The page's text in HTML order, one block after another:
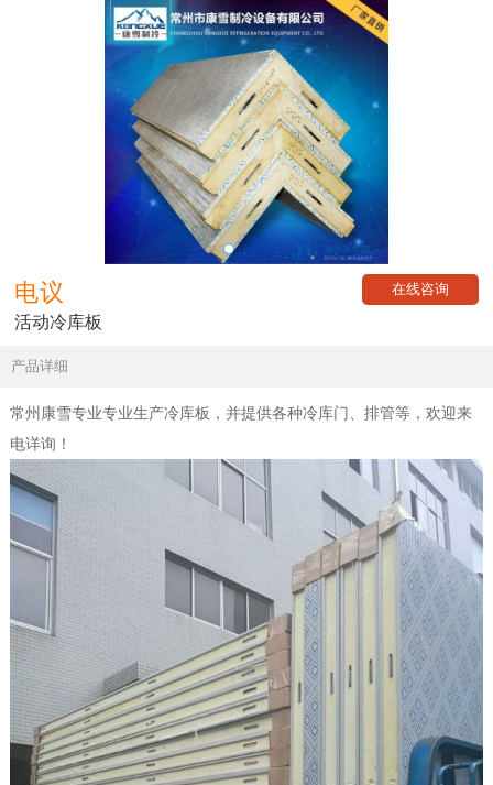
电议 在线咨询
活动冷库板
产品详细
常州康雪专业专业生产冷库板，并提供各种冷库门、排管等，欢迎来
电详询！